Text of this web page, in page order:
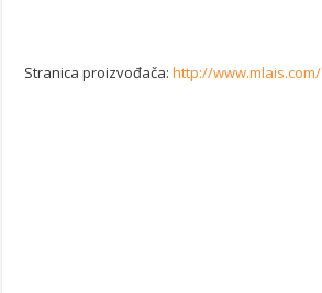
Stranica proizvođača:http://www.mlais.com/